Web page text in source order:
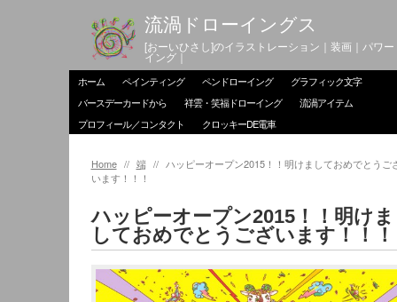
流渦ドローイングス
[おーいひさし]のイラストレーション｜装画｜パワ
イング｜
ホーム ペインティング ペンドローイング
グラフィック文字
バースデーカードから
祥雲・笑福ドローイング
流渦アイテム
プロフィール／コンタクト
クロッキーDE電車
Home // 端 // ハッピーオープン2015！！明けましておめでとうご
います！！！
ハッピーオープン2015！！明けま
しておめでとうございます！！！